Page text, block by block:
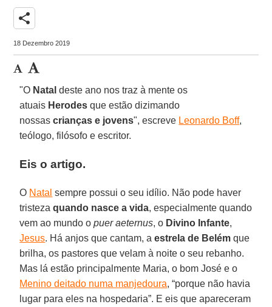
share
18 Dezembro 2019
"O Natal deste ano nos traz à mente os
atuais Herodes que estão dizimando
nossascrianças e jovens", escreve Leonardo Boff,
teólogo, filósofo e escritor.
Eis o artigo.
O Natal sempre possui o seu idílio. Não pode haver
tristezaquando nasce a vida, especialmente quando
vem ao mundo opuer aeternus, o Divino Infante,
Jesus. Há anjos que cantam, aestrela de Belém que
brilha, os pastores que velam à noite o seu rebanho.
Mas lá estão principalmente Maria, o bom José e o
Menino deitado numa manjedoura, “porque não havia
lugar para eles na hospedaria”. E eis que apareceram